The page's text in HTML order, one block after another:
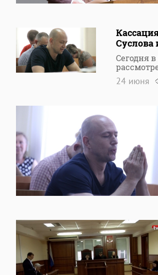
Суслова
Сегодня
24 июня